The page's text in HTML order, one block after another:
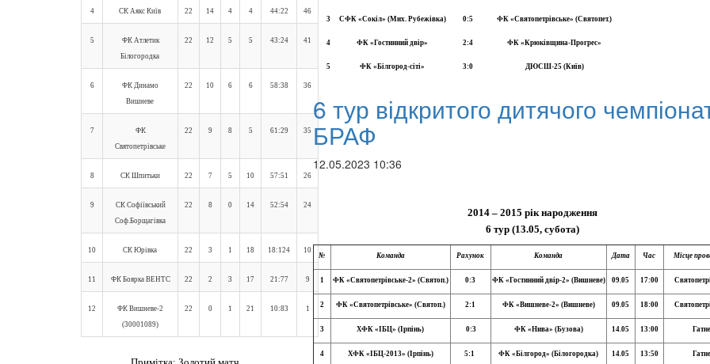
4 СК Аякс Київ 22 14 4 4 44:22 46
5
ФК Атлетик
Білогородка
22 12 5 5 43:24 41
6
ФК Динамо
Вишневе
22 10 6 6 58:38 36
7
ФК
Святопетрівське
22 9 8 5 61:29 35
8 СК Шпитьки 22 7 5 10 57:51 26
9
СК Софіївський
Соф.Борщагівка
22 8 0 14 52:54 24
10 СК Юрівка 22 3 1 18 18:124 10
11 ФК Боярка ВЕНТС 22 2 3 17 21:77 9
12
ФК Вишневе-2
(30001089)
22 0 1 21 10:83 1
3 СФК «Сокіл» (Мих. Рубежівка) 0:5 ФК «Святопетрівське» (Святопет.)
4 ФК «Гостинний двір» 2:4 ФК «Крюківщина-Прогрес»
5 ФК «Білгород-сіті» 3:0 ДЮСШ-25 (Київ)
6 тур відкритого дитячого
БРАФ
12.05.2023 10:36
2014 – 2015 рік народження
6 тур (13.05, субота)
№ Команда Рахунок Команда Дата Час Місце
1 ФК «Святопетрівське-2» (Святоп.) 0:3 ФК «Гостинний двір-2» (Вишневе) 09.05 17:00
2 ФК «Святопетрівське» (Святоп.) 2:1 ФК «Вишневе-2» (Вишневе) 09.05 18:00
3 ХФК «ІБЦ» (Ірпінь) 0:3 ФК «Нива» (Бузова) 14.05 13:00 Гатне
4 ХФК «ІБЦ-2013» (Ірпінь) 5:1 ФК «Білгород» (Білогородка) 14.05 13:50 Гатне